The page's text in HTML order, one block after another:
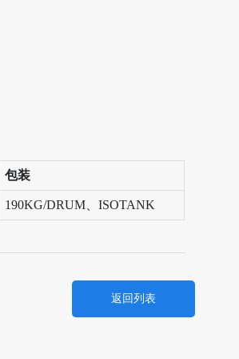
包装
190KG/DRUM、ISOTANK
返回列表